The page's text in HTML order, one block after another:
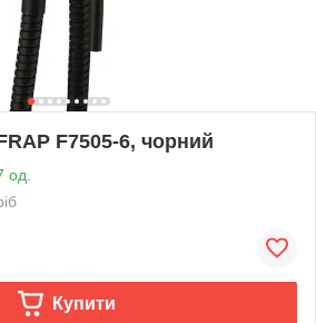
F7505-6, чорний
од.
Купити